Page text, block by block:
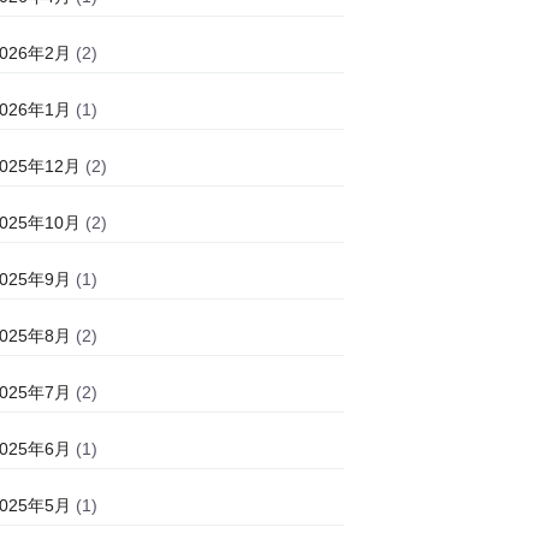
年2月 (2)
年1月 (1)
年12月 (2)
年10月 (2)
年9月 (1)
年8月 (2)
年7月 (2)
年6月 (1)
年5月 (1)